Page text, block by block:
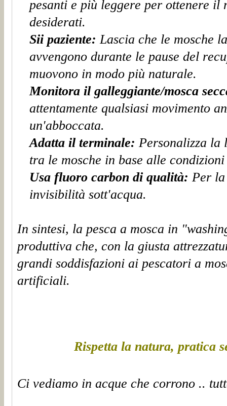
pesanti e più leggere per ottenere il
desiderati.
Sii paziente: Lascia che le mosche
avvengono durante le pause del
muovono in modo più naturale.
Monitora il galleggiante/mosca
attentamente qualsiasi movimento
un'abboccata.
Adatta il terminale: Personalizza la
tra le mosche in base alle
Usa fluoro carbon di qualità: Per la
invisibilità sott'acqua.
In sintesi, la pesca a mosca in
produttiva che, con la giusta
grandi soddisfazioni ai pescatori a
artificiali.
Rispetta la natura, pratica
Ci vediamo in acque che corrono ..